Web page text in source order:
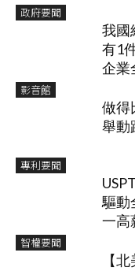
政府要聞
我國
有1
企業
影音館
做得
舉動
專利要聞
驅動
一高
智權要聞
【